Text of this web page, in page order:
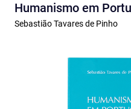
Humanismo em
Sebastião Tavares de Pinho